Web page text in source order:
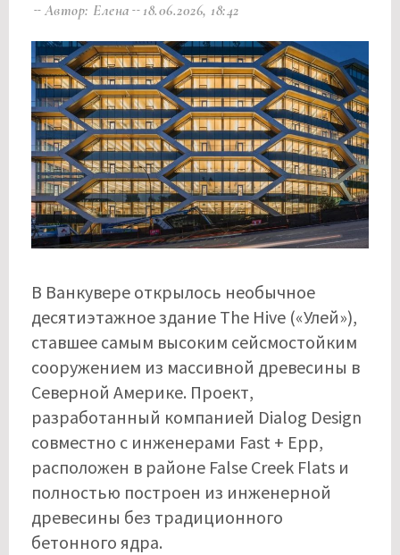
Автор: Елена 18.06.2026, 18:42
В Ванкувере открылось необычное
десятиэтажное здание The Hive («Улей»),
ставшее самым высоким сейсмостойким
сооружением из массивной древесины в
Северной Америке. Проект,
разработанный компанией Dialog Design
совместно с инженерами Fast + Epp,
расположен в районе False Creek Flats и
полностью построен из инженерной
древесины без традиционного
бетонного ядра.